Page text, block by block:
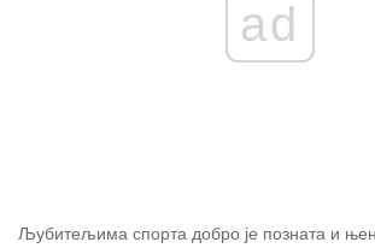
ad
Љубитељима спорта добро је позната и